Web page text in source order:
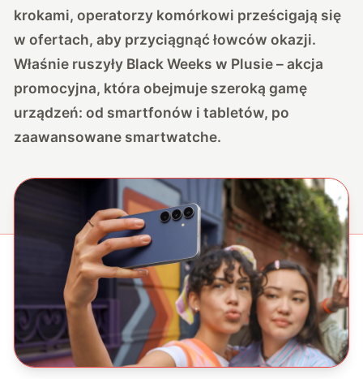
krokami, operatorzy komórkowi prześcigają się
w ofertach, aby przyciągnąć łowców okazji.
Właśnie ruszyły Black Weeks w Plusie– akcja
promocyjna, która obejmuje szeroką gamę
urządzeń: od smartfonów i tabletów, po
zaawansowane smartwatche.